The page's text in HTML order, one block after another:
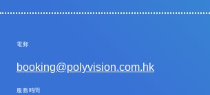
電郵
booking@polyvision.com.hk
服務時間